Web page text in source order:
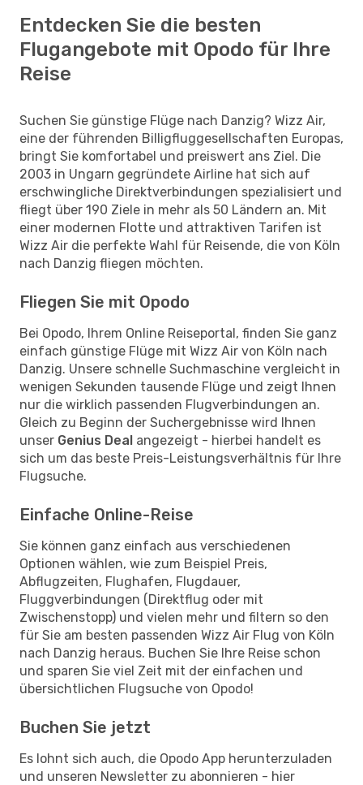
Entdecken Sie die besten
Flugangebote mit Opodo für Ihre
Reise
Suchen Sie günstige Flüge nach Danzig? Wizz Air,
eine der führenden Billigfluggesellschaften Europas,
bringt Sie komfortabel und preiswert ans Ziel. Die
2003 in Ungarn gegründete Airline hat sich auf
erschwingliche Direktverbindungen spezialisiert und
fliegt über 190 Ziele in mehr als 50 Ländern an. Mit
einer modernen Flotte und attraktiven Tarifen ist
Wizz Air die perfekte Wahl für Reisende, die von Köln
nach Danzig fliegen möchten.
Fliegen Sie mit Opodo
Bei Opodo, Ihrem Online Reiseportal, finden Sie ganz
einfach günstige Flüge mit Wizz Air von Köln nach
Danzig. Unsere schnelle Suchmaschine vergleicht in
wenigen Sekunden tausende Flüge und zeigt Ihnen
nur die wirklich passenden Flugverbindungen an.
Gleich zu Beginn der Suchergebnisse wird Ihnen
unser Genius Deal angezeigt - hierbei handelt es
sich um das beste Preis-Leistungsverhältnis für Ihre
Flugsuche.
Einfache Online-Reise
Sie können ganz einfach aus verschiedenen
Optionen wählen, wie zum Beispiel Preis,
Abflugzeiten, Flughafen, Flugdauer,
Fluggverbindungen (Direktflug oder mit
Zwischenstopp) und vielen mehr und filtern so den
für Sie am besten passenden Wizz Air Flug von Köln
nach Danzig heraus. Buchen Sie Ihre Reise schon
und sparen Sie viel Zeit mit der einfachen und
übersichtlichen Flugsuche von Opodo!
Buchen Sie jetzt
Es lohnt sich auch, die Opodo App herunterzuladen
und unseren Newsletter zu abonnieren - hier